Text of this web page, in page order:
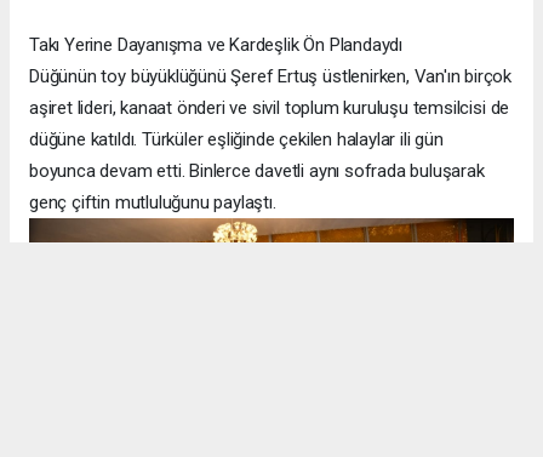
Takı Yerine Dayanışma ve Kardeşlik Ön Plandaydı
Düğünün toy büyüklüğünü Şeref Ertuş üstlenirken, Van'ın birçok
aşiret lideri, kanaat önderi ve sivil toplum kuruluşu temsilcisi de
düğüne katıldı. Türküler eşliğinde çekilen halaylar ili gün
boyunca devam etti. Binlerce davetli aynı sofrada buluşarak
genç çiftin mutluluğunu paylaştı.